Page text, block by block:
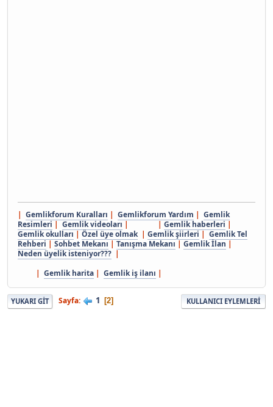
| Gemlikforum Kuralları | Gemlikforum Yardım | Gemlik
Resimleri | Gemlik videoları | | Gemlik haberleri |
Gemlik okulları | Özel üye olmak| Gemlik şiirleri | Gemlik Tel
Rehberi | Sohbet Mekanı | Tanışma Mekanı | Gemlik İlan |
Neden üyelik isteniyor??? |
| Gemlik harita | Gemlik iş ilanı |
YUKARI GIT Sayfa 1 2 KULLANICI EYLEMLERI